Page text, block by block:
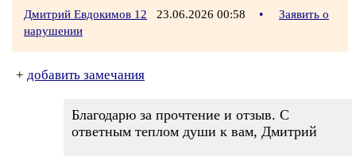
Дмитрий Евдокимов 12 23.06.2026 00:58 •
Заявить о
нарушении
+ добавить замечания
Благодарю за прочтение и отзыв. С
ответным теплом души к вам, Дмитрий